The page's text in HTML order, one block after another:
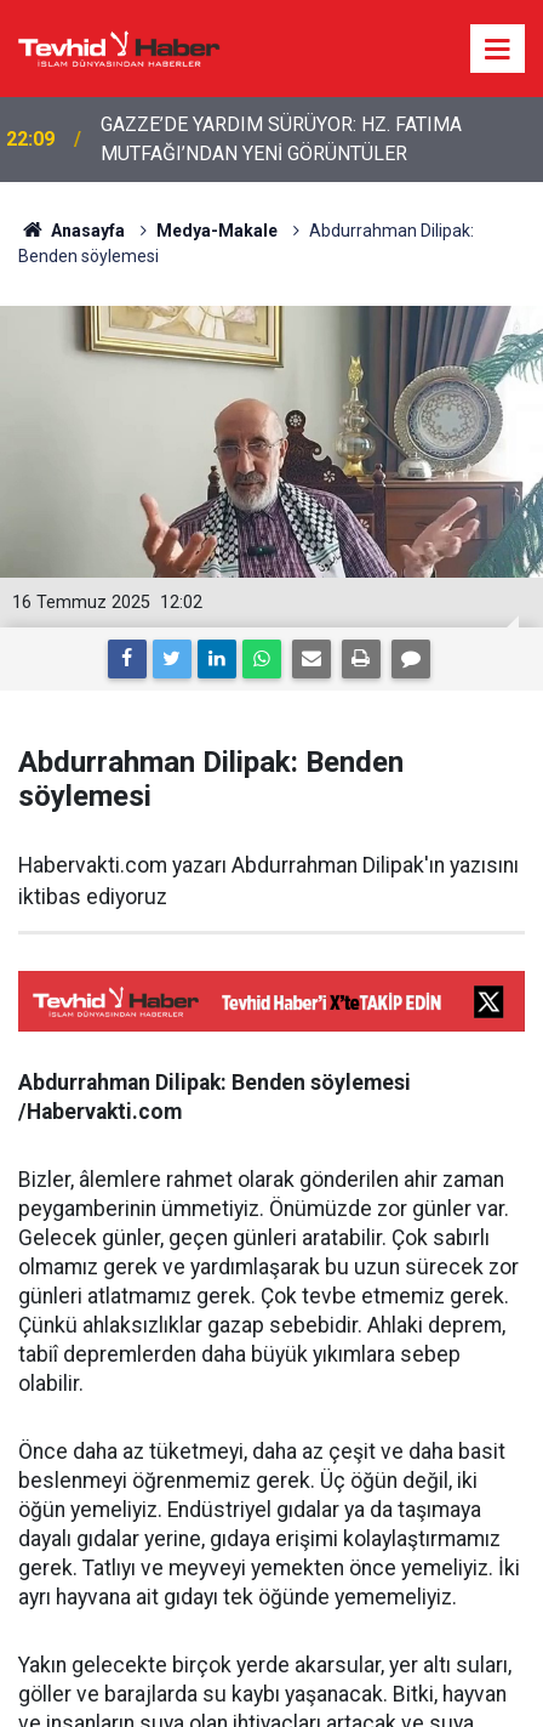
21:12
Yemen'den "genel seferberlik" kararı: Savaşa
hazırlık mesajı
Anasayfa Medya-Makale
Abdurrahman Dilipak:
Benden söylemesi
12:02
16 Temmuz 2025
Abdurrahman Dilipak: Benden
söylemesi
Habervakti.com yazarı Abdurrahman Dilipak'ın yazısını
iktibas ediyoruz
Abdurrahman Dilipak: Benden söylemesi
/Habervakti.com
Bizler, âlemlere rahmet olarak gönderilen ahir zaman
peygamberinin ümmetiyiz. Önümüzde zor günler var.
Gelecek günler, geçen günleri aratabilir. Çok sabırlı
olmamız gerek ve yardımlaşarak bu uzun sürecek zor
günleri atlatmamız gerek. Çok tevbe etmemiz gerek.
Çünkü ahlaksızlıklar gazap sebebidir. Ahlaki deprem,
tabiî depremlerden daha büyük yıkımlara sebep
olabilir.
Önce daha az tüketmeyi, daha az çeşit ve daha basit
beslenmeyi öğrenmemiz gerek. Üç öğün değil, iki
öğün yemeliyiz. Endüstriyel gıdalar ya da taşımaya
dayalı gıdalar yerine, gıdaya erişimi kolaylaştırmamız
gerek. Tatlıyı ve meyveyi yemekten önce yemeliyiz. İki
ayrı hayvana ait gıdayı tek öğünde yememeliyiz.
Yakın gelecekte birçok yerde akarsular, yer altı suları,
göller ve barajlarda su kaybı yaşanacak. Bitki, hayvan